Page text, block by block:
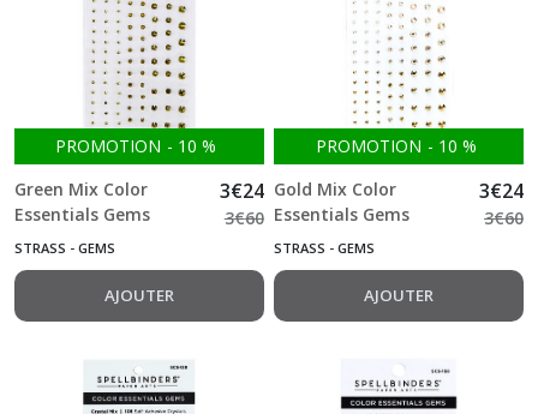
PROMOTION - 10 %
Green Mix Color
Essentials Gems
crystals 108 pcs
3€24
3€60
STRASS - GEMS
AJOUTER
PROMOTION - 10 %
Gold Mix Color
Essentials Gems
crystals 108 pcs
3€24
3€60
STRASS - GEMS
AJOUTER